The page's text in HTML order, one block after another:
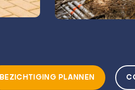
BEZICHTIGING PLANNEN